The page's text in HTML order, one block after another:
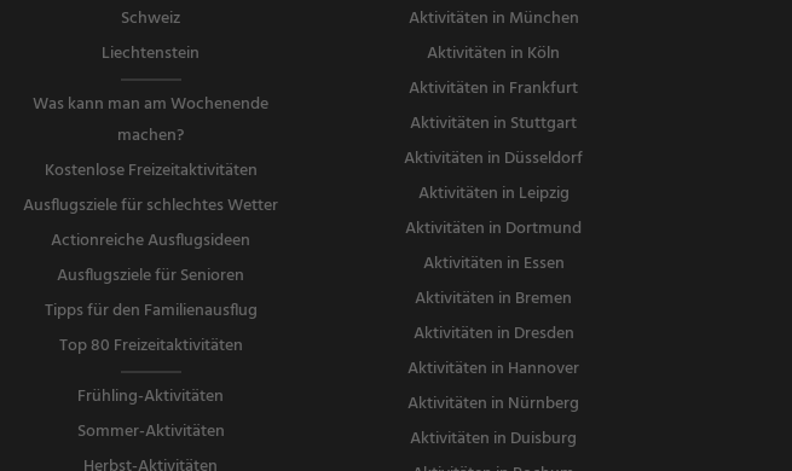
Schweiz
Liechtenstein
Was kann man am Wochenende
machen?
Kostenlose Freizeitaktivitäten
Ausflugsziele für schlechtes Wetter
Actionreiche Ausflugsideen
Ausflugsziele für Senioren
Tipps für den Familienausflug
Top 80 Freizeitaktivitäten
Frühling-Aktivitäten
Sommer-Aktivitäten
Aktivitäten in München
Aktivitäten in Köln
Aktivitäten in Frankfurt
Aktivitäten in Stuttgart
Aktivitäten in Düsseldorf
Aktivitäten in Leipzig
Aktivitäten in Dortmund
Aktivitäten in Essen
Aktivitäten in Bremen
Aktivitäten in Dresden
Aktivitäten in Hannover
Aktivitäten in Nürnberg
Aktivitäten in Duisburg